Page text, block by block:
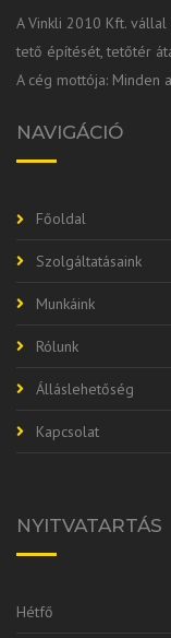
A Vinkli 2010 Kft.
tető építését, tetőtér
A cég mottója: Minden
NAVIGÁCIÓ
Főoldal
Szolgáltatásaink
Munkáink
Rólunk
Álláslehetőség
Kapcsolat
NYITVATARTÁS
Hétfő